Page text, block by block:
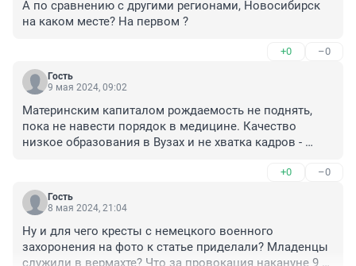
А по сравнению с другими регионами, Новосибирск
на каком месте? На первом ?
+0 –0
Гость
9 мая 2024, 09:02
Материнским капиталом рождаемость не поднять,
пока не навести порядок в медицине. Качество
низкое образования в Вузах и не хватка кадров -
больниц и даже новое оборудование - не решают эти
вопросы.
+0 –0
Гость
8 мая 2024, 21:04
Ну и для чего кресты с немецкого военного
захоронения на фото к статье приделали? Младенцы
служили в вермахте? Что за провокация накануне 9